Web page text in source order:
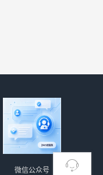
微信公众号